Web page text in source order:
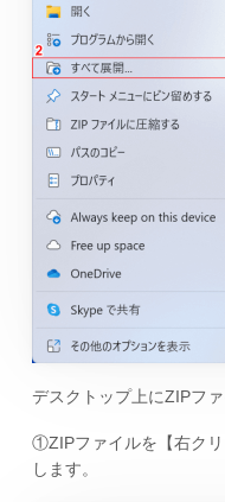
デスクトップ上にZIPフ
①ZIPファイルを【右ク
します。